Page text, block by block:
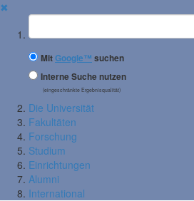
✖
Suchbegriff
MitGoogle™ suchen
Interne Suche nutzen
(eingeschränkte Ergebnisqualität)
Die Universität
Fakultäten
Forschung
Studium
Einrichtungen
Alumni
International